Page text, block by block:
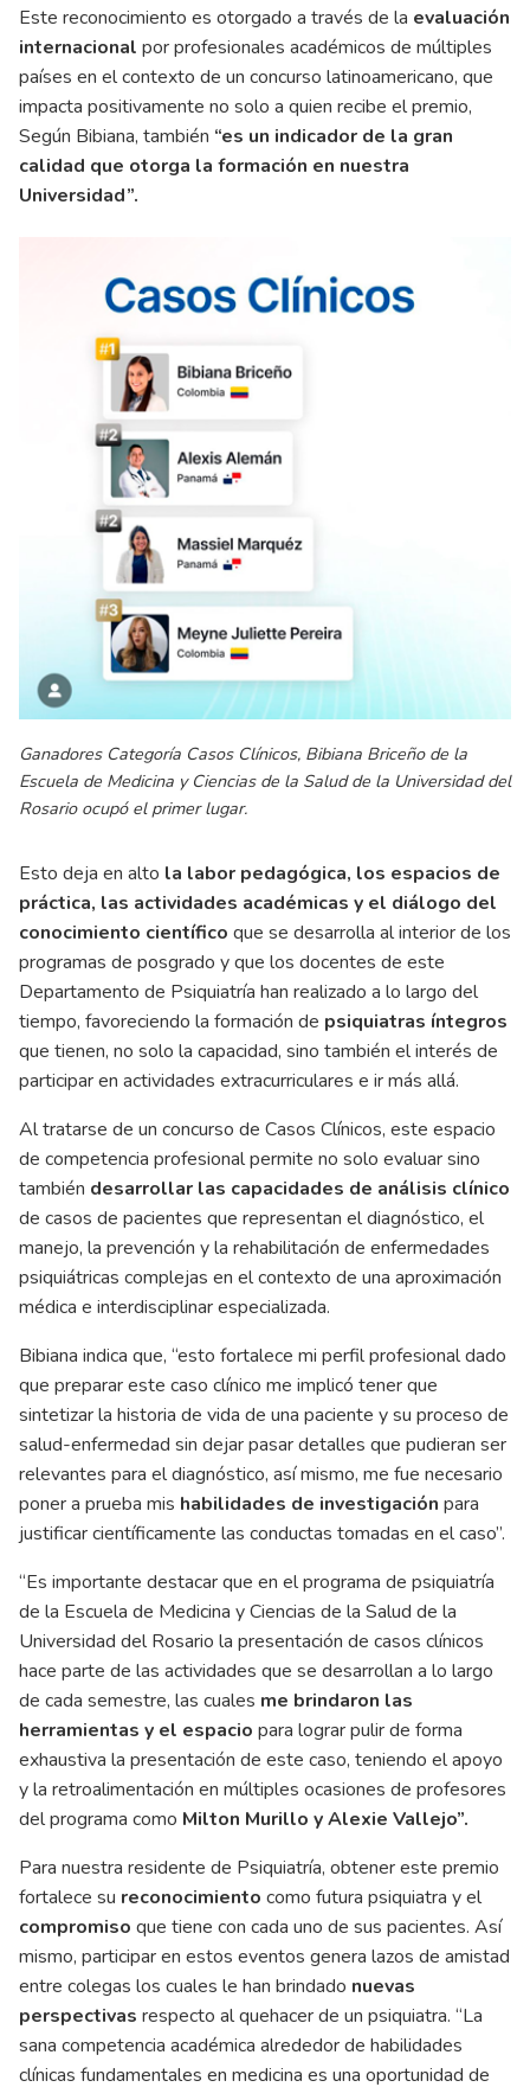
Este reconocimiento es otorgado a través de la evaluación
internacional por profesionales académicos de múltiples
países en el contexto de un concurso latinoamericano, que
impacta positivamente no solo a quien recibe el premio,
Según Bibiana, también “es un indicador de la gran
calidad que otorga la formación en nuestra
Universidad”.
Ganadores Categoría Casos Clínicos, Bibiana Briceño de la
Escuela de Medicina y Ciencias de la Salud de la Universidad del
Rosario ocupó el primer lugar.
Esto deja en alto la labor pedagógica, los espacios de
práctica, las actividades académicas y el diálogo del
conocimiento científico que se desarrolla al interior de los
programas de posgrado y que los docentes de este
Departamento de Psiquiatría han realizado a lo largo del
tiempo, favoreciendo la formación de psiquiatras íntegros
que tienen, no solo la capacidad, sino también el interés de
participar en actividades extracurriculares e ir más allá.
Al tratarse de un concurso de Casos Clínicos, este espacio
de competencia profesional permite no solo evaluar sino
también desarrollar las capacidades de análisis clínico
de casos de pacientes que representan el diagnóstico, el
manejo, la prevención y la rehabilitación de enfermedades
psiquiátricas complejas en el contexto de una aproximación
médica e interdisciplinar especializada.
Bibiana indica que, “esto fortalece mi perfil profesional dado
que preparar este caso clínico me implicó tener que
sintetizar la historia de vida de una paciente y su proceso de
salud-enfermedad sin dejar pasar detalles que pudieran ser
relevantes para el diagnóstico, así mismo, me fue necesario
poner a prueba mis habilidades de investigación para
justificar científicamente las conductas tomadas en el caso”.
“Es importante destacar que en el programa de psiquiatría
de la Escuela de Medicina y Ciencias de la Salud de la
Universidad del Rosario la presentación de casos clínicos
hace parte de las actividades que se desarrollan a lo largo
de cada semestre, las cuales me brindaron las
herramientas y el espacio para lograr pulir de forma
exhaustiva la presentación de este caso, teniendo el apoyo
y la retroalimentación en múltiples ocasiones de profesores
del programa como Milton Murillo y Alexie Vallejo”.
Para nuestra residente de Psiquiatría, obtener este premio
fortalece su reconocimiento como futura psiquiatra y el
compromiso que tiene con cada uno de sus pacientes. Así
mismo, participar en estos eventos genera lazos de amistad
entre colegas los cuales le han brindado nuevas
perspectivas respecto al quehacer de un psiquiatra. “La
sana competencia académica alrededor de habilidades
clínicas fundamentales en medicina es una oportunidad de